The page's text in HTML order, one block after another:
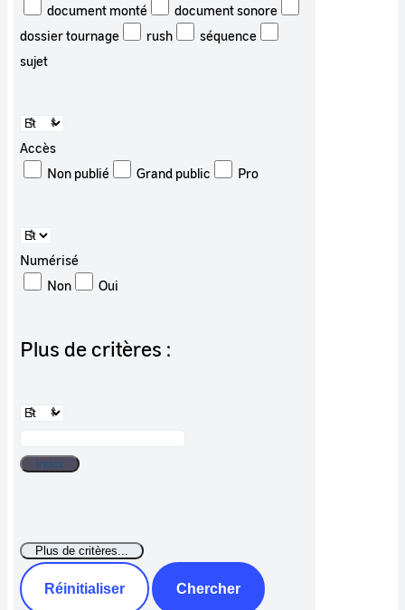
document monté
document sonore
dossier tournage
rush
séquence
sujet
Accès
Non publié
Grand public Pro
Numérisé
Non
Oui
Plus de critères :
Réinitialiser Chercher